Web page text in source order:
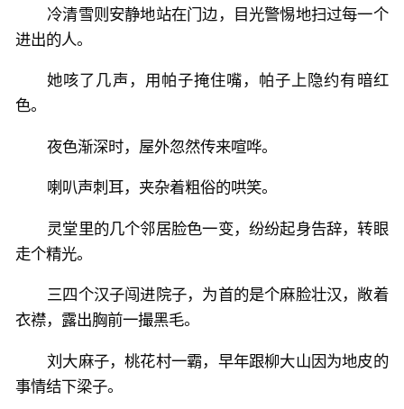
冷清雪则安静地站在门边，目光警惕地扫过每一个
进出的人。
她咳了几声，用帕子掩住嘴，帕子上隐约有暗红
色。
夜色渐深时，屋外忽然传来喧哗。
喇叭声刺耳，夹杂着粗俗的哄笑。
灵堂里的几个邻居脸色一变，纷纷起身告辞，转眼
走个精光。
三四个汉子闯进院子，为首的是个麻脸壮汉，敞着
衣襟，露出胸前一撮黑毛。
刘大麻子，桃花村一霸，早年跟柳大山因为地皮的
事情结下梁子。